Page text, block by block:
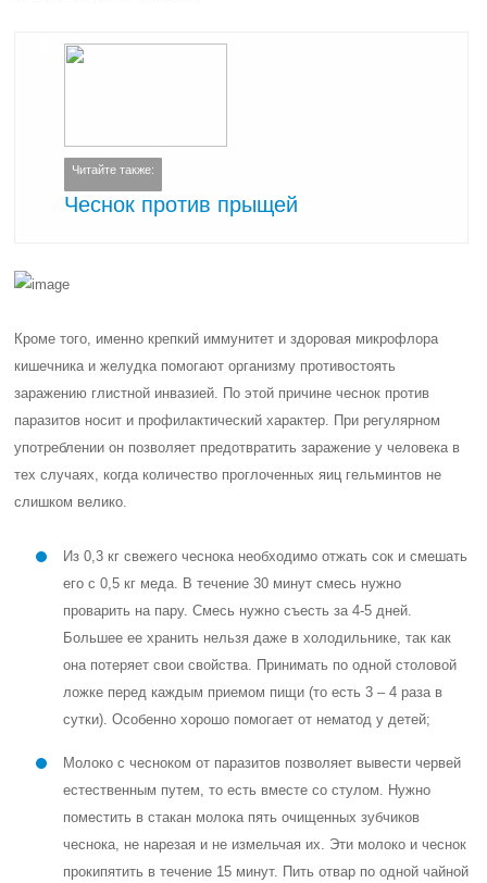
Читайте также:
Чеснок против прыщей
Кроме того, именно крепкий иммунитет и здоровая микрофлора
кишечника и желудка помогают организму противостоять
заражению глистной инвазией. По этой причине чеснок против
паразитов носит и профилактический характер. При регулярном
употреблении он позволяет предотвратить заражение у человека в
тех случаях, когда количество проглоченных яиц гельминтов не
слишком велико.
Из 0,3 кг свежего чеснока необходимо отжать сок и смешать
его с 0,5 кг меда. В течение 30 минут смесь нужно
проварить на пару. Смесь нужно съесть за 4-5 дней.
Большее ее хранить нельзя даже в холодильнике, так как
она потеряет свои свойства. Принимать по одной столовой
ложке перед каждым приемом пищи (то есть 3 – 4 раза в
сутки). Особенно хорошо помогает от нематод у детей;
Молоко с чесноком от паразитов позволяет вывести червей
естественным путем, то есть вместе со стулом. Нужно
поместить в стакан молока пять очищенных зубчиков
чеснока, не нарезая и не измельчая их. Эти молоко и чеснок
прокипятить в течение 15 минут. Пить отвар по одной чайной